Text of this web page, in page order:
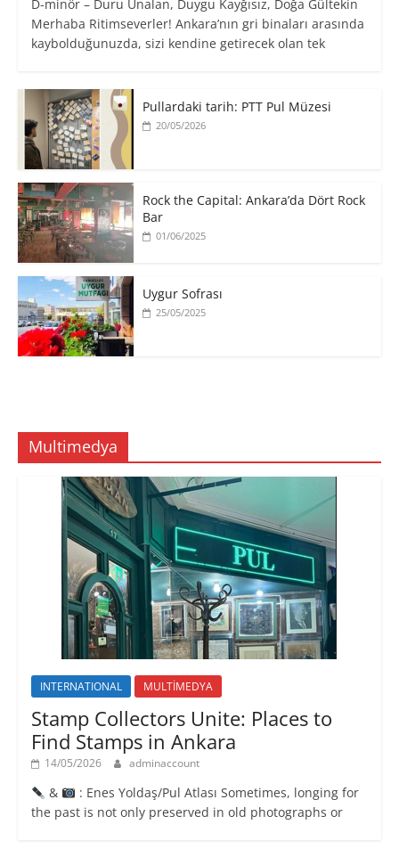
D-minör – Duru Ünalan, Duygu Kayğısız, Doğa Gültekin
Merhaba Ritimseverler! Ankara’nın gri binaları arasında
kaybolduğunuzda, sizi kendine getirecek olan tek
Pullardaki tarih: PTT Pul Müzesi
20/05/2026
Rock the Capital: Ankara’da Dört Rock
Bar
01/06/2025
Uygur Sofrası
25/05/2025
Multimedya
INTERNATIONAL MULTİMEDYA
Stamp Collectors Unite: Places to
Find Stamps in Ankara
14/05/2026 adminaccount
&
: Enes Yoldaş/Pul Atlası Sometimes, longing for
the past is not only preserved in old photographs or